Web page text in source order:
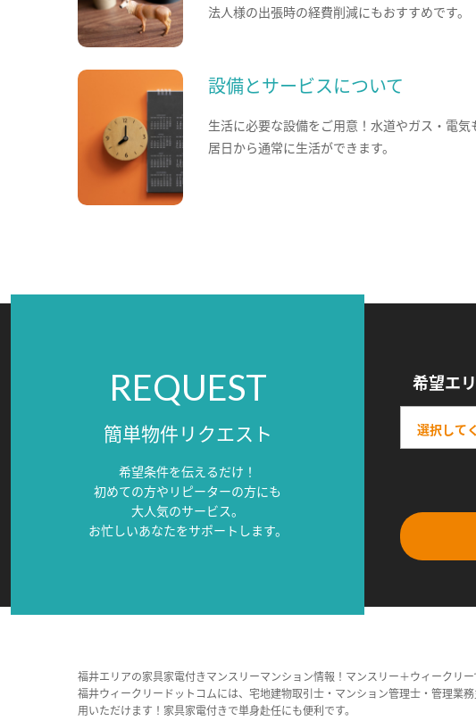
法人様の出張時の経費削減にもおすすめです。
設備とサービスについて
生活に必要な設備をご用意！水道やガス・電気
居日から通常に生活ができます。
REQUEST
簡単物件リクエスト
希望条件を伝えるだけ！
初めての方やリピーターの方にも
大人気のサービス。
お忙しいあなたをサポートします。
希望エ
福井エリアの家具家電付きマンスリーマンション情報！マンスリー＋ウィークリ
福井ウィークリードットコムには、宅地建物取引士・マンション管理士・管理業
用いただけます！家具家電付きで単身赴任にも便利です。